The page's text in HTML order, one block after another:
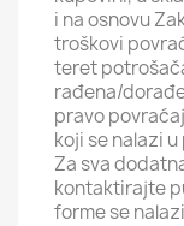
i na osnovu
troškovi
teret
rađena/
pravo
koji se nalazi
Za sva
kontaktirajte
forme se